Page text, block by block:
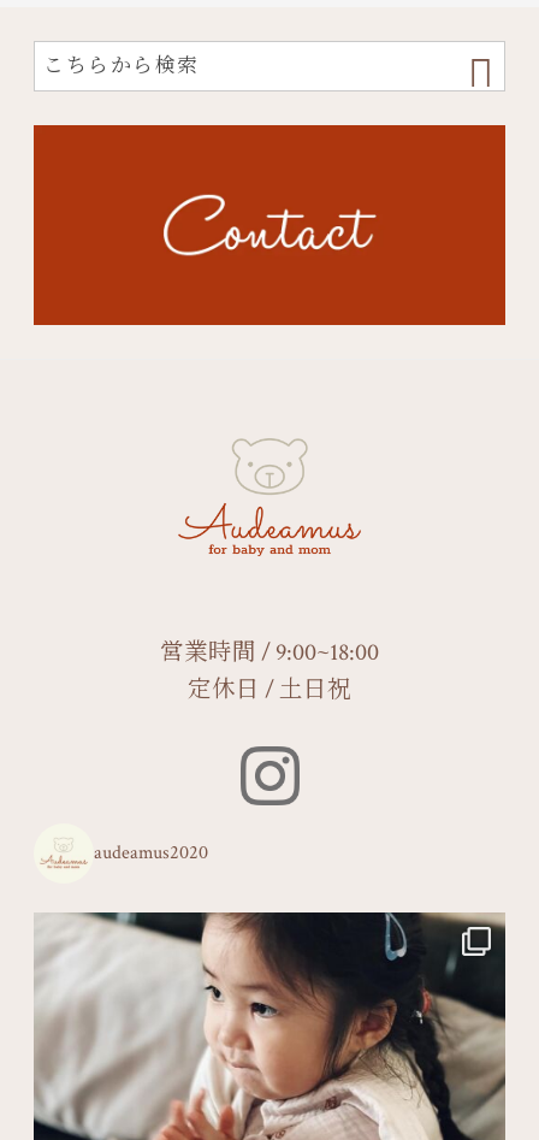
営業時間 / 9:00~18:00
定休日 / 土日祝
audeamus2020